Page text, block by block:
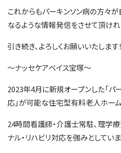
これからもパーキンソン病の方々
なるような情報発信をさせて頂けれ
引き続き、よろしくお願いいたします！
～ナッセケアベイス宝塚～
2023年4月に新規オープンした「パ
応」が可能な住宅型有料老人ホーム
24時間看護師・介護士常駐、理学
ナル・リハビリ対応を強みとしていま